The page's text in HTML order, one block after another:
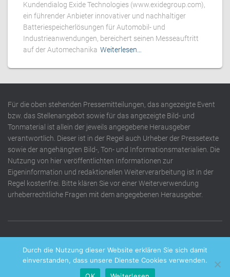
Kundendialog Exide Technologies (www.exidegroup.com),
ein führender Anbieter innovativer und nachhaltiger
Batteriespeicherlösungen für Automobil- und
Industrieanwendungen, bereichert seinen Messeauftritt
auf der Automechanika Weiterlesen…
Für die oben stehenden Pressemitteilungen, das angezeigte Event
bzw. das Stellenangebot sowie für das angezeigte Bild- und
Tonmaterial ist allein der jeweils angegebene Herausgeber
verantwortlich. Dieser ist in der Regel auch Urheber der Pressetexte
sowie der angehängten Bild-, Ton- und Informationsmaterialien. Die
Nutzung von hier veröffentlichten Informationen zur
Eigeninformation und redaktionellen Weiterverarbeitung ist in der
Regel kostenfrei. Bitte klären Sie vor einer Weiterverwendung
urheberrechtliche Fragen mit dem angegebenen Herausgeber.
Durch die Nutzung dieser Website erklären Sie sich damit
einverstanden, dass unsere Dienste Cookies verwenden.